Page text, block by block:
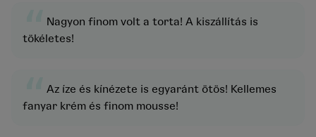
“Nagyon finom volt a torta! A kiszállítás is
tökéletes!
“Az íze és kínézete is egyaránt ötös! Kellemes
fanyar krém és finom mousse!